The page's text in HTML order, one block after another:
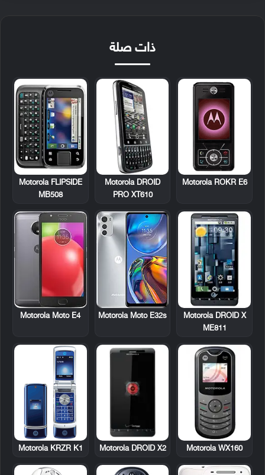
ذات صلة
Motorola ROKR E6
Motorola DROID
PRO XT610
Motorola FLIPSIDE
MB508
Motorola DROID X
ME811
Motorola Moto E32s
Motorola Moto E4
Motorola WX160
Motorola DROID X2
Motorola KRZR K1